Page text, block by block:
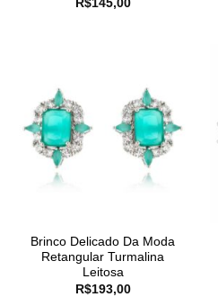
R$145,00
Brinco Delicado Da Moda
Retangular Turmalina
Leitosa
R$193,00